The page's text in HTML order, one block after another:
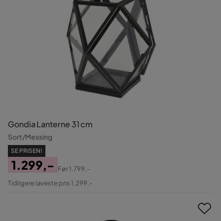
Gondia Lanterne 31 cm
Sort/Messing
SE PRISEN!
Pris
1.299,-
Original
Før1.799,-
Tidligere laveste pris 1.299,-